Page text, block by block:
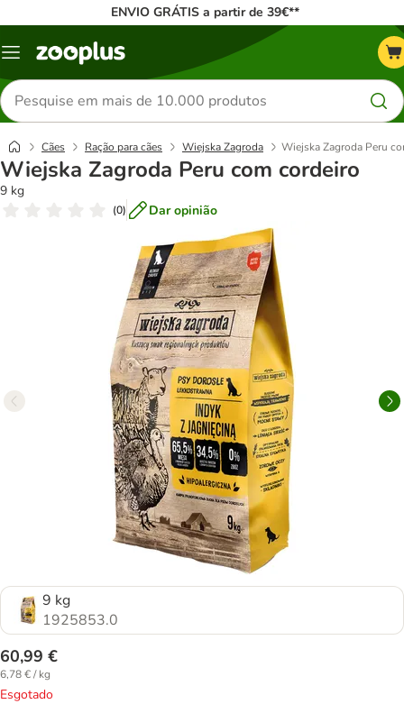
ENVIO GRÁTIS a partir de 39€**
Menu
Pesquisar
produtos
Cães Ração para cães Wiejska Zagroda Wiejska Zagroda Peru
Wiejska Zagroda Peru com cordeiro
9 kg
(0) Dar opinião
9 kg
1925853.0
60,99 €
6,78 € / kg
Esgotado